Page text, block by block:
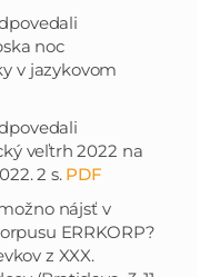
noc
v jazykovom
veľtrh 2022 na
2 s. PDF
nájsť v
ERRKORP?
z XXX.